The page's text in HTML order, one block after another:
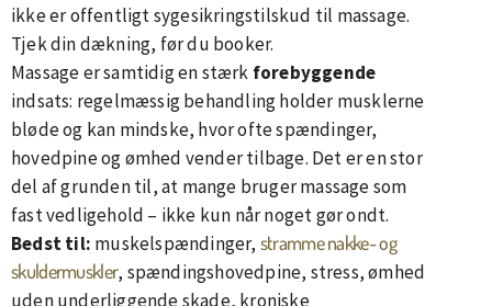
ikke er offentligt sygesikringstilskud til massage.
Tjek din dækning, før du booker.
Massage er samtidig en stærk forebyggende
indsats: regelmæssig behandling holder musklerne
bløde og kan mindske, hvor ofte spændinger,
hovedpine og ømhed vender tilbage. Det er en stor
del af grunden til, at mange bruger massage som
fast vedligehold – ikke kun når noget gør ondt.
Bedst til: muskelspændinger, stramme nakke- og
skuldermuskler, spændingshovedpine, stress, ømhed
uden underliggende skade, kroniske